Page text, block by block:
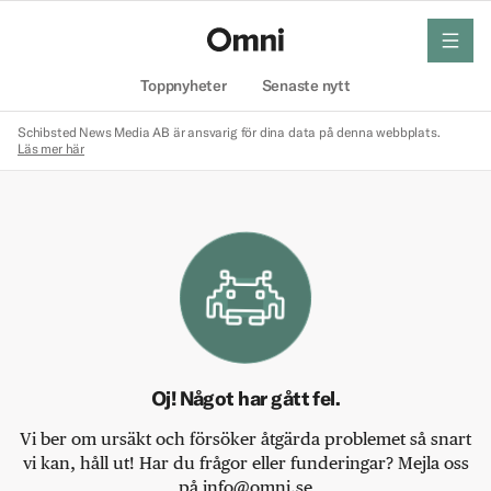
Toppnyheter Senaste nytt
meny
Schibsted News Media AB är ansvarig för dina data på denna webbplats.
Läs mer här
Oj! Något har gått fel.
Vi ber om ursäkt och försöker åtgärda problemet så snart
vi kan, håll ut! Har du frågor eller funderingar? Mejla oss